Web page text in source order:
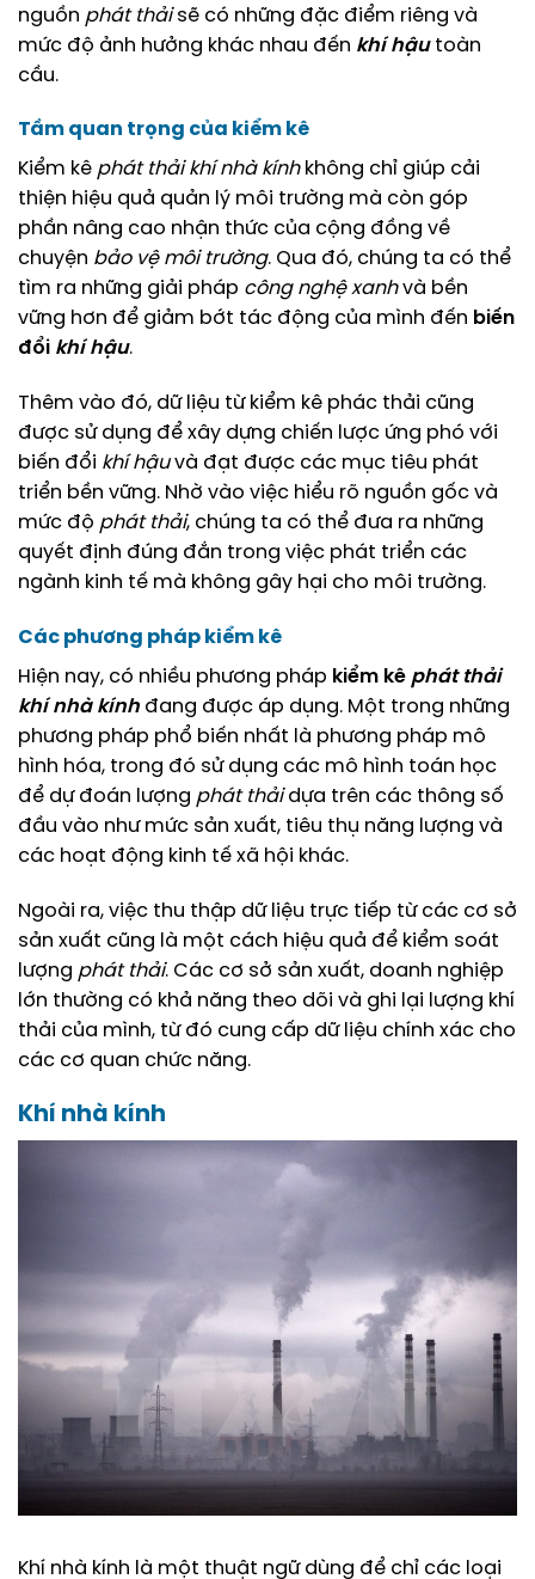
nguồn phát thảisẽ có những đặc điểm riêng và
mức độ ảnh hưởng khác nhau đến khí hậutoàn
cầu.
Tầm quan trọng của kiểm kê
Kiểm kê phát thải khí nhà kínhkhông chỉ giúp cải
thiện hiệu quả quản lý môi trường mà còn góp
phần nâng cao nhận thức của cộng đồng về
chuyện bảo vệ môi trường. Qua đó, chúng ta có thể
tìm ra những giải pháp công nghệ xanhvà bền
vững hơn để giảm bớt tác động của mình đến biến
đổi khí hậu.
Thêm vào đó, dữ liệu từ kiểm kê phác thải cũng
được sử dụng để xây dựng chiến lược ứng phó với
biến đổi khí hậuvà đạt được các mục tiêu phát
triển bền vững. Nhờ vào việc hiểu rõ nguồn gốc và
mức độ phát thải, chúng ta có thể đưa ra những
quyết định đúng đắn trong việc phát triển các
ngành kinh tế mà không gây hại cho môi trường.
Các phương pháp kiểm kê
Hiện nay, có nhiều phương pháp kiểm kê phát thải
khí nhà kính đang được áp dụng. Một trong những
phương pháp phổ biến nhất là phương pháp mô
hình hóa, trong đó sử dụng các mô hình toán học
để dự đoán lượng phát thảidựa trên các thông số
đầu vào như mức sản xuất, tiêu thụ năng lượng và
các hoạt động kinh tế xã hội khác.
Ngoài ra, việc thu thập dữ liệu trực tiếp từ các cơ sở
sản xuất cũng là một cách hiệu quả để kiểm soát
lượng phát thải. Các cơ sở sản xuất, doanh nghiệp
lớn thường có khả năng theo dõi và ghi lại lượng khí
thải của mình, từ đó cung cấp dữ liệu chính xác cho
các cơ quan chức năng.
Khí nhà kính
Khí nhà kính là một thuật ngữ dùng để chỉ các loại